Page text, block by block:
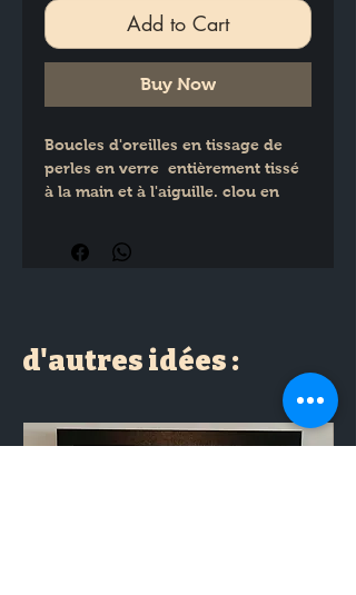
Add to Cart
Buy Now
Boucles d'oreilles en tissage de
perles en verre  entièrement tissé
à la main et à l'aiguille. clou en
Dimensions : H : 3.5 cm
d'autres idées :